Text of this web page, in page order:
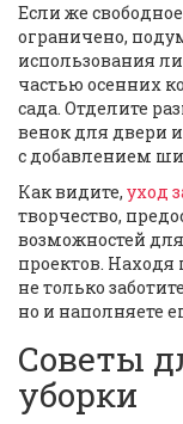
Если же
ограничено,
использования
частью осенних
сада. Отделите
венок для двери
с добавлением
Как видите, уход
творчество,
возможностей
проектов.
не только
но и наполняете
Советы
уборки